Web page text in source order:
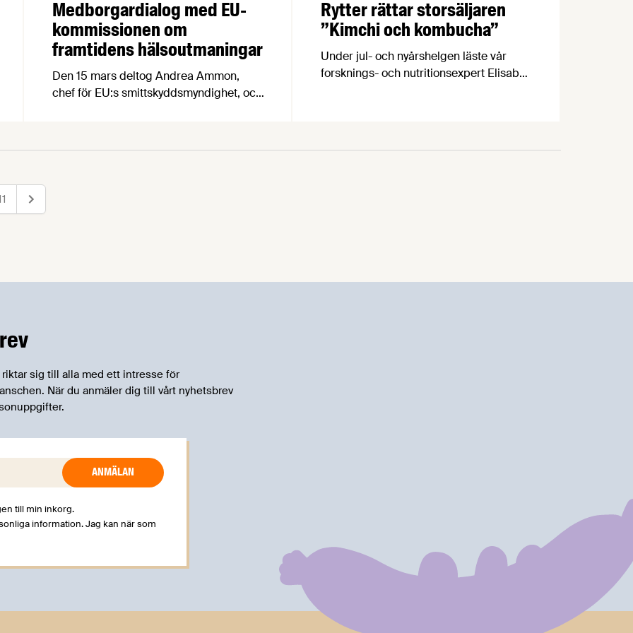
Medborgardialog med EU-
kommissionen om
framtidens hälsoutmaningar
Den 15 mars deltog Andrea Ammon,
chef för EU:s smittskyddsmyndighet, och
Rytter rättar storsäljaren
”Kimchi och kombucha”
Under jul- och nyårshelgen läste vår
forsknings- och nutritionsexpert Elisabet
Nästa
sig till alla med ett intresse för
När du anmäler dig till vårt nyhetsbrev
till min inkorg.
information. Jag kan när som